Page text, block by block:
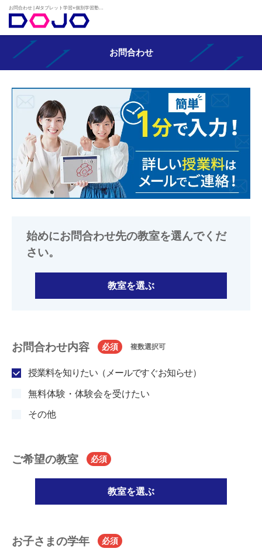
お問合わせ
始めにお問合わせ先の教室を選んでくだ
さい。
教室を選ぶ
お問合わせ内容 必須 複数選択可
授業料を知りたい（メールですぐお知らせ）
無料体験・体験会を受けたい
その他
ご希望の教室 必須
教室を選ぶ
お子さまの学年 必須